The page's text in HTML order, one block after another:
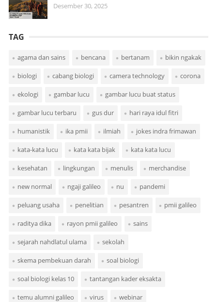
Desember 30, 2025
TAG
agama dan sains bencana bertanam bikin ngakak
biologi cabang biologi camera technology corona
ekologi gambar lucu gambar lucu buat status
gambar lucu terbaru gus dur hari raya idul fitri
humanistik ika pmii ilmiah jokes indra frimawan
kata-kata lucu kata kata bijak kata kata lucu
kesehatan lingkungan menulis merchandise
new normal ngaji galileo nu pandemi
peluang usaha penelitian pesantren pmii galileo
raditya dika rayon pmii galileo sains
sejarah nahdlatul ulama sekolah
skema pembekuan darah soal biologi
soal biologi kelas 10 tantangan kader eksakta
temu alumni galileo virus webinar